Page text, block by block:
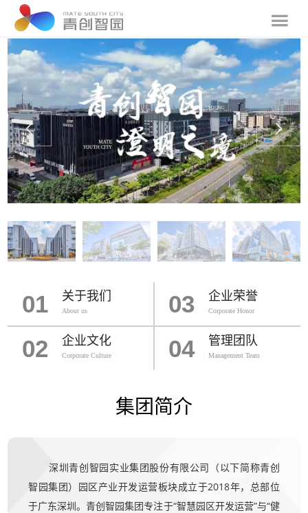
01 关于我们
About us
02 企业文化
Corporate Culture
03 企业荣誉
Corporate Honor
04 管理团队
Management Team
集团简介
深圳青创智园实业集团股份有限公司（以下简称青创
智园集团）园区产业开发运营板块成立于2018年，总部位
于广东深圳。青创智园集团专注于“智慧园区开发运营”与“健